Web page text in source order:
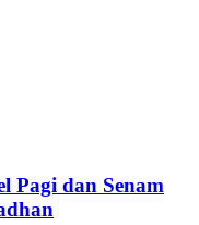
Pagi dan Senam